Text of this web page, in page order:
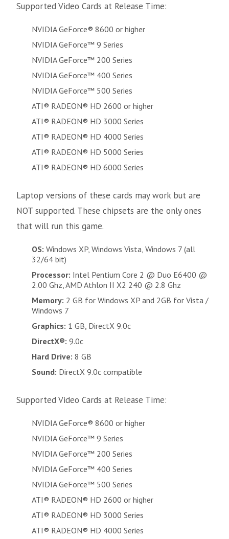
Supported Video Cards at Release Time:
NVIDIA GeForce® 8600 or higher
NVIDIA GeForce™ 9 Series
NVIDIA GeForce™ 200 Series
NVIDIA GeForce™ 400 Series
NVIDIA GeForce™ 500 Series
ATI® RADEON® HD 2600 or higher
ATI® RADEON® HD 3000 Series
ATI® RADEON® HD 4000 Series
ATI® RADEON® HD 5000 Series
ATI® RADEON® HD 6000 Series
Laptop versions of these cards may work but are
NOT supported. These chipsets are the only ones
that will run this game.
OS: Windows XP, Windows Vista, Windows 7 (all
32/64 bit)
Processor: Intel Pentium Core 2 @ Duo E6400 @
2.00 Ghz, AMD Athlon II X2 240 @ 2.8 Ghz
Memory: 2 GB for Windows XP and 2GB for Vista /
Windows 7
Graphics: 1 GB, DirectX 9.0c
DirectX®: 9.0c
Hard Drive: 8 GB
Sound: DirectX 9.0c compatible
Supported Video Cards at Release Time:
NVIDIA GeForce® 8600 or higher
NVIDIA GeForce™ 9 Series
NVIDIA GeForce™ 200 Series
NVIDIA GeForce™ 400 Series
NVIDIA GeForce™ 500 Series
ATI® RADEON® HD 2600 or higher
ATI® RADEON® HD 3000 Series
ATI® RADEON® HD 4000 Series